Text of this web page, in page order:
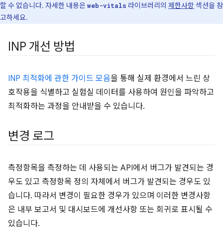
할 수 없습니다. 자세한 내용은web-vitals 라이브러리의 제한사항 섹션을 참
고하세요.
INP 개선 방법
INP 최적화에 관한 가이드 모음을 통해 실제 환경에서 느린 상
호작용을 식별하고 실험실 데이터를 사용하여 원인을 파악하고
최적화하는 과정을 안내받을 수 있습니다.
변경 로그
측정항목을 측정하는 데 사용되는 API에서 버그가 발견되는 경
우도 있고 측정항목 정의 자체에서 버그가 발견되는 경우도 있
습니다. 따라서 변경이 필요한 경우가 있으며 이러한 변경사항
은 내부 보고서 및 대시보드에 개선사항 또는 회귀로 표시될 수
있습니다.